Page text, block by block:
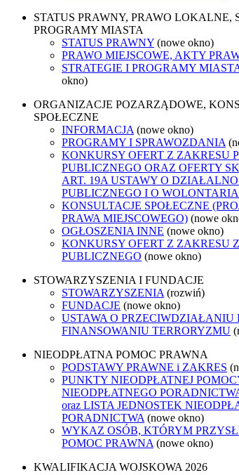
STATUS PRAWNY, PRAWO LOKALNE,
PROGRAMY MIASTA
STATUS PRAWNY (nowe okno)
PRAWO MIEJSCOWE, AKTY
STRATEGIE I PROGRAMY
okno)
ORGANIZACJE POZARZĄDOWE,
SPOŁECZNE
INFORMACJA (nowe okno)
PROGRAMY I SPRAWOZDANIA
KONKURSY OFERT Z ZAKRESU
PUBLICZNEGO ORAZ OFERTY
ART. 19A USTAWY O
PUBLICZNEGO I O
KONSULTACJE SPOŁECZNE
PRAWA MIEJSCOWEGO) (nowe
OGŁOSZENIA INNE (nowe okno)
KONKURSY OFERT Z ZAKRESU
PUBLICZNEGO (nowe okno)
STOWARZYSZENIA I FUNDACJE
STOWARZYSZENIA (rozwiń)
FUNDACJE (nowe okno)
USTAWA O PRZECIWDZIAŁANIU
FINANSOWANIU TERRORYZMU
NIEODPŁATNA POMOC PRAWNA
PODSTAWY PRAWNE i ZAKRES
PUNKTY NIEODPŁATNEJ
NIEODPŁATNEGO
oraz LISTA JEDNOSTEK
PORADNICTWA (nowe okno)
WYKAZ OSÓB, KTÓRYM
POMOC PRAWNA (nowe okno)
KWALIFIKACJA WOJSKOWA 2026